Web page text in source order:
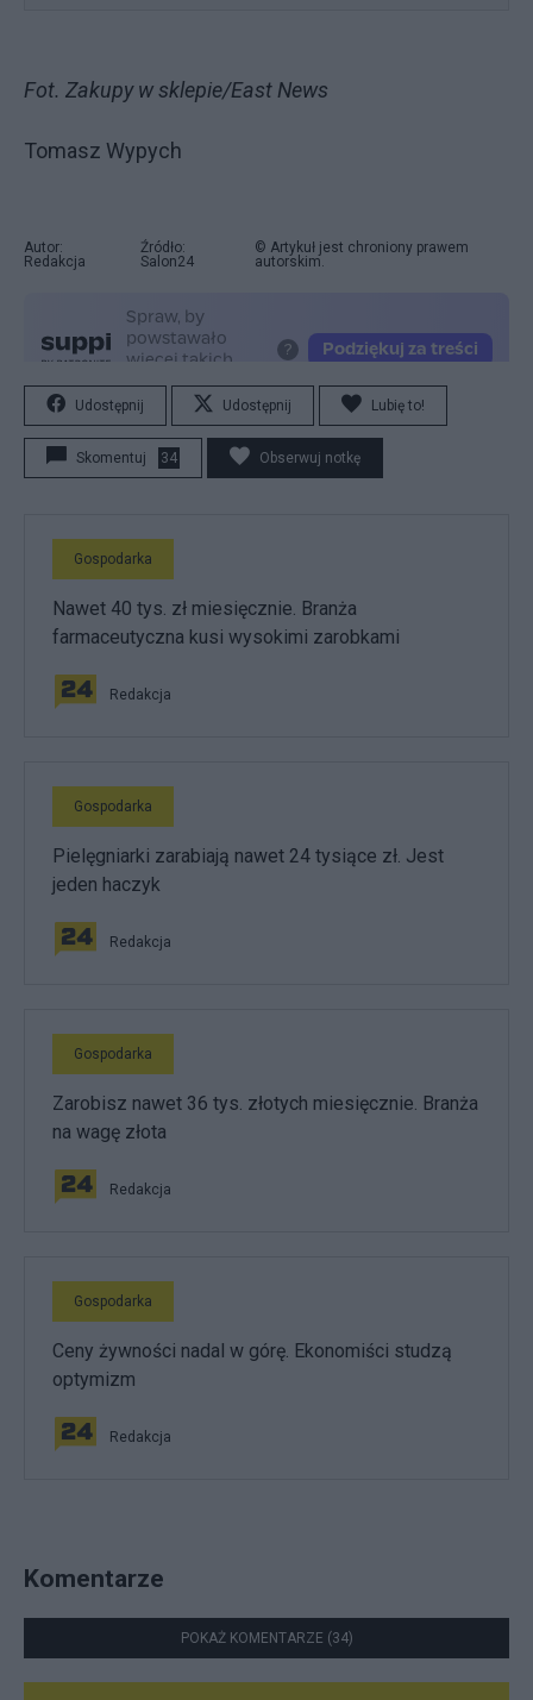
Fot. Zakupy w sklepie/East News
Tomasz Wypych
Autor:
Redakcja
Źródło:
Salon24
© Artykuł jest chroniony prawem
autorskim.
Udostępnij Udostępnij Lubię to!
Skomentuj 34 Obserwuj notkę
Gospodarka
Nawet 40 tys. zł miesięcznie. Branża
farmaceutyczna kusi wysokimi zarobkami
Redakcja
Gospodarka
Pielęgniarki zarabiają nawet 24 tysiące zł. Jest
jeden haczyk
Redakcja
Gospodarka
Zarobisz nawet 36 tys. złotych miesięcznie. Branża
na wagę złota
Redakcja
Gospodarka
Ceny żywności nadal w górę. Ekonomiści studzą
optymizm
Redakcja
Komentarze
POKAŻ KOMENTARZE (34)